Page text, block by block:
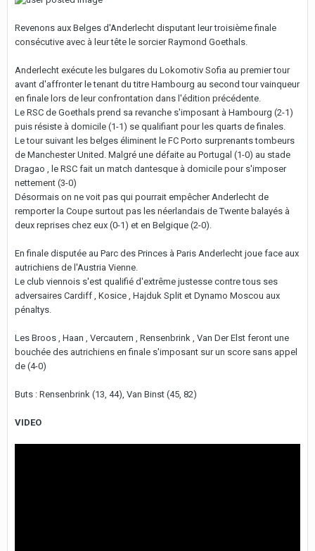
Revenons aux Belges d'Anderlecht disputant leur troisième finale
consécutive avec à leur tête le sorcier Raymond Goethals.
Anderlecht exécute les bulgares du Lokomotiv Sofia au premier tour
avant d'affronter le tenant du titre Hambourg au second tour vainqueur
en finale lors de leur confrontation dans l'édition précédente.
Le RSC de Goethals prend sa revanche s'imposant à Hambourg (2-1)
puis résiste à domicile (1-1) se qualifiant pour les quarts de finales.
Le tour suivant les belges éliminent le FC Porto surprenants tombeurs
de Manchester United. Malgré une défaite au Portugal (1-0) au stade
Dragao , le RSC fait un match dantesque à domicile pour s'imposer
nettement (3-0)
Désormais on ne voit pas qui pourrait empêcher Anderlecht de
remporter la Coupe surtout pas les néerlandais de Twente balayés à
deux reprises chez eux (0-1) et en Belgique (2-0).
En finale disputée au Parc des Princes à Paris Anderlecht joue face aux
autrichiens de l'Austria Vienne.
Le club viennois s'est qualifié d'extrême justesse contre tous ses
adversaires Cardiff , Kosice , Hajduk Split et Dynamo Moscou aux
pénaltys.
Les Broos , Haan , Vercautern , Rensenbrink , Van Der Elst feront une
bouchée des autrichiens en finale s'imposant sur un score sans appel
de (4-0)
Buts : Rensenbrink (13, 44), Van Binst (45, 82)
VIDEO